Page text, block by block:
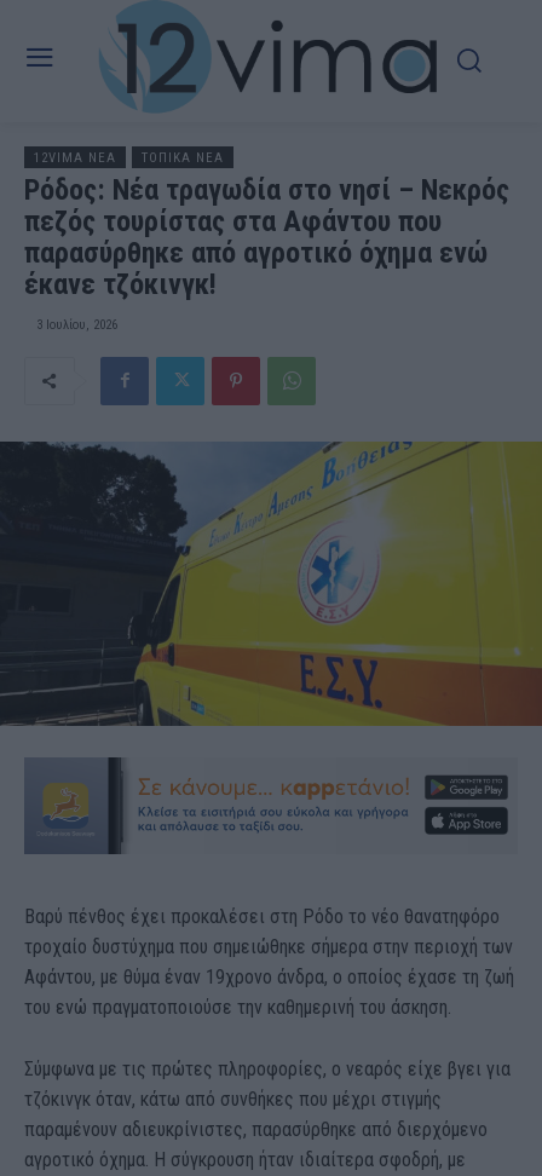
12VIMA ΝΕΑ ΤΟΠΙΚΑ ΝΕΑ
Ρόδος: Νέα τραγωδία στο νησί – Νεκρός
πεζός τουρίστας στα Αφάντου που
παρασύρθηκε από αγροτικό όχημα ενώ
έκανε τζόκινγκ!
3 Ιουλίου, 2026
Βαρύ πένθος έχει προκαλέσει στη Ρόδο το νέο θανατηφόρο
τροχαίο δυστύχημα που σημειώθηκε σήμερα στην περιοχή των
Αφάντου, με θύμα έναν 19χρονο άνδρα, ο οποίος έχασε τη ζωή
του ενώ πραγματοποιούσε την καθημερινή του άσκηση.
Σύμφωνα με τις πρώτες πληροφορίες, ο νεαρός είχε βγει για
τζόκινγκ όταν, κάτω από συνθήκες που μέχρι στιγμής
παραμένουν αδιευκρίνιστες, παρασύρθηκε από διερχόμενο
αγροτικό όχημα. Η σύγκρουση ήταν ιδιαίτερα σφοδρή, με